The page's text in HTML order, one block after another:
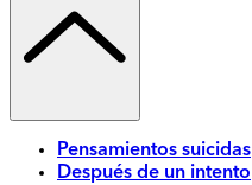
Pensamientos suicidas
Después de un intento